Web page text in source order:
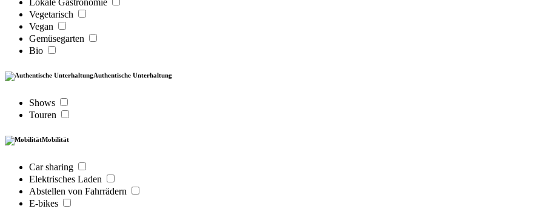
Vegetarisch
Vegan
Gemüsegarten
Bio
Authentische Unterhaltung
Shows
Touren
Mobilität
Car sharing
Elektrisches Laden
Abstellen von Fahrrädern
E-bikes